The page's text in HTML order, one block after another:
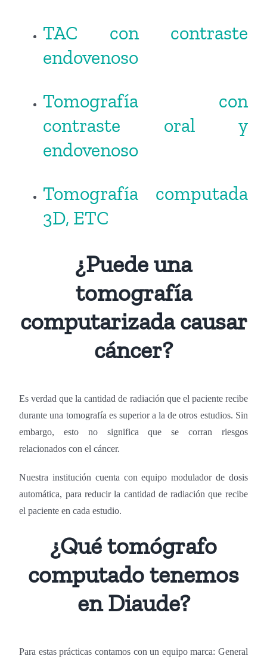
TAC con contraste
endovenoso
Tomografía con
contraste oral y
endovenoso
Tomografía computada
3D, ETC
¿Puede una
tomografía
computarizada causar
cáncer?
Es verdad que la cantidad de radiación que el paciente recibe
durante una tomografía es superior a la de otros estudios. Sin
embargo, esto no significa que se corran riesgos
relacionados con el cáncer.
Nuestra institución cuenta con equipo modulador de dosis
automática, para reducir la cantidad de radiación que recibe
el paciente en cada estudio.
¿Qué tomógrafo
computado tenemos
en Diaude?
Para estas prácticas contamos con un equipo marca: General